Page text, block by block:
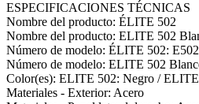
ESPECIFICACIONES TÉCNICAS
Nombre del producto: ÉLITE 502
Nombre del producto: ELITE 502
Número de modelo: ÉLITE 502:
Número de modelo: ELITE 502
Color(es): ELITE 502: Negro /
Materiales - Exterior: Acero